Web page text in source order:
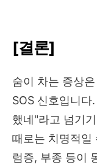
[결론]
숨이 차는 증상
SOS 신호입니
했네"라고 넘기
때로는 치명적일
럼증, 부종 등이